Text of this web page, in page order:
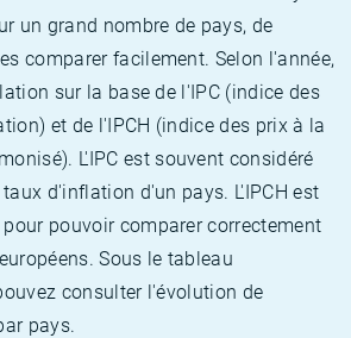
un grand nombre de pays, de
comparer facilement. Selon l'année,
sur la base de l'IPC (indice des
et de l'IPCH (indice des prix à la
L'IPC est souvent considéré
d'inflation d'un pays. L'IPCH est
pouvoir comparer correctement
Sous le tableau
consulter l'évolution de
pays.